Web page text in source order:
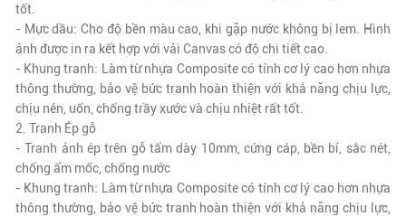
tốt.
- Mực dầu: Cho độ bền màu cao, khi gặp nước không bị lem. Hình
ảnh được in ra kết hợp với vải Canvas có độ chi tiết cao.
- Khung tranh: Làm từ nhựa Composite có tính cơ lý cao hơn nhựa
thông thường, bảo vệ bức tranh hoàn thiện với khả năng chịu lực,
chịu nén, uốn, chống trầy xước và chịu nhiệt rất tốt.
2. Tranh Ép gỗ
- Tranh ảnh ép trên gỗ tấm dày 10mm, cứng cáp, bền bỉ, sắc nét,
chống ẩm mốc, chống nước
- Khung tranh: Làm từ nhựa Composite có tính cơ lý cao hơn nhựa
thông thường, bảo vệ bức tranh hoàn thiện với khả năng chịu lực,